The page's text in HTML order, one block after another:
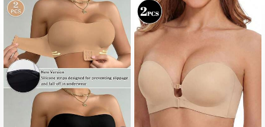
4.88 1.1M Seguidores
1.1M Seguidores
4.88 1.1M Seguidores
4.88 1.1M Seguidores